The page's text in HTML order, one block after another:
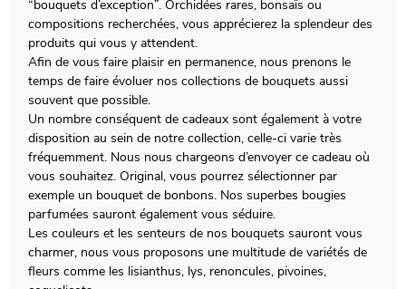
“bouquets d’exception”. Orchidées rares, bonsaïs ou
compositions recherchées, vous apprécierez la splendeur des
produits qui vous y attendent.
Afin de vous faire plaisir en permanence, nous prenons le
temps de faire évoluer nos collections de bouquets aussi
souvent que possible.
Un nombre conséquent de cadeaux sont également à votre
disposition au sein de notre collection, celle-ci varie très
fréquemment. Nous nous chargeons d’envoyer ce cadeau où
vous souhaitez. Original, vous pourrez sélectionner par
exemple un bouquet de bonbons. Nos superbes bougies
parfumées sauront également vous séduire.
Les couleurs et les senteurs de nos bouquets sauront vous
charmer, nous vous proposons une multitude de variétés de
fleurs comme les lisianthus, lys, renoncules, pivoines,